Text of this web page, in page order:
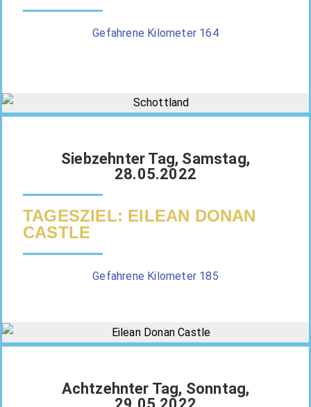
Gefahrene Kilometer 164
Siebzehnter Tag, Samstag,
28.05.2022
TAGESZIEL: EILEAN DONAN
CASTLE
Gefahrene Kilometer 185
Achtzehnter Tag, Sonntag,